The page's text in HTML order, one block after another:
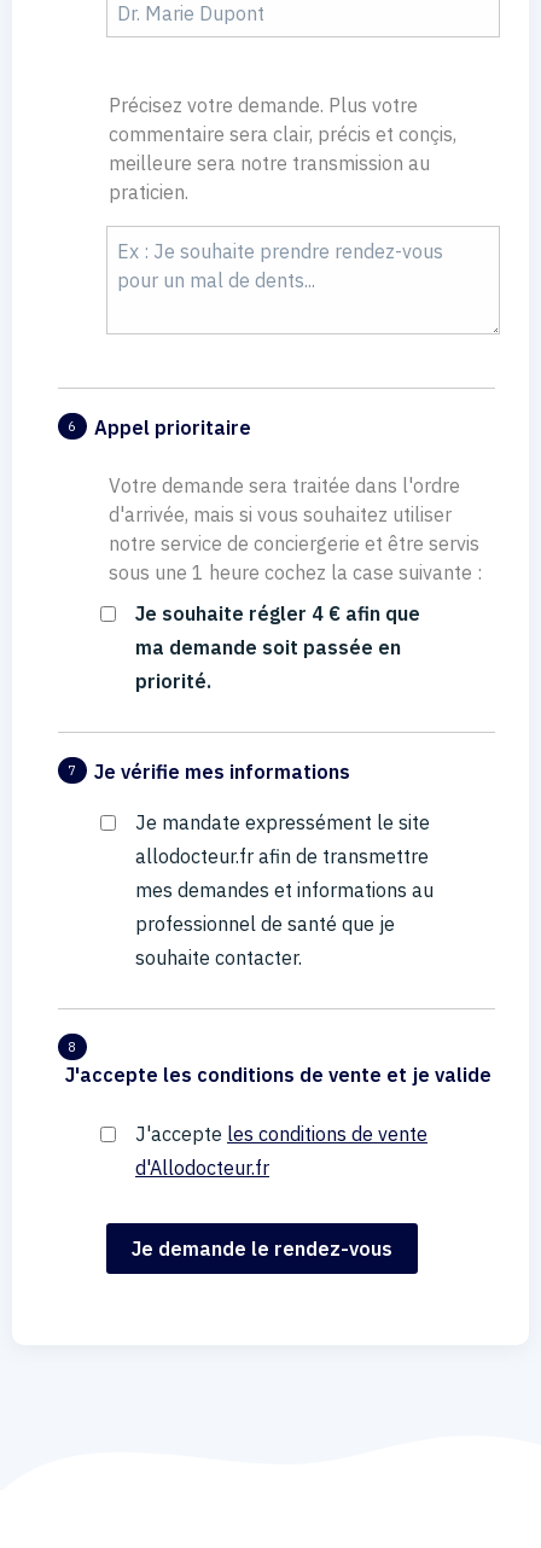
Précisez votre demande. Plus votre
commentaire sera clair, précis et conçis,
meilleure sera notre transmission au
praticien.
6 Appel prioritaire
Votre demande sera traitée dans l'ordre
d'arrivée, mais si vous souhaitez utiliser
notre service de conciergerie et être servis
sous une 1 heure cochez la case suivante :
Je souhaite régler 4 € afin que
ma demande soit passée en
priorité.
7 Je vérifie mes informations
Je mandate expressément le site
allodocteur.fr afin de transmettre
mes demandes et informations au
professionnel de santé que je
souhaite contacter.
8
J'accepte les conditions de vente et je valide
J'accepte les conditions de vente
d'Allodocteur.fr